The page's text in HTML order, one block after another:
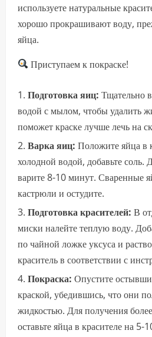
используете натуральные
хорошо прокрашивают воду,
яйца.
Приступаем к покраске!
Подготовка яиц: Тщательно
водой с мылом, чтобы удалить
поможет краске лучше лечь на
Варка яиц: Положите яйца в
холодной водой, добавьте соль.
варите 8-10 минут. Сваренные
кастрюли и остудите.
Подготовка красителей: В
миски налейте теплую воду.
по чайной ложке уксуса и
краситель в соответствии с
Покраска: Опустите
краской, убедившись, что они
жидкостью. Для получения
оставьте яйца в красителе на 5-